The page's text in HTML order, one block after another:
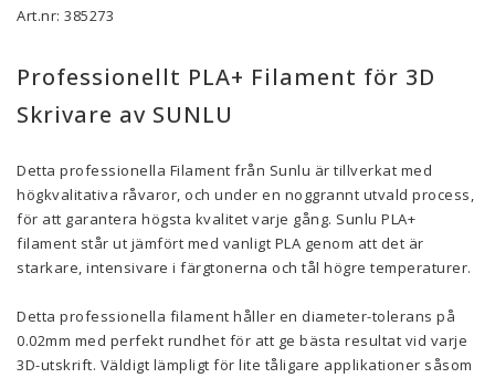
Art.nr: 385273
Professionellt PLA+ Filament för 3D
Skrivare av SUNLU
Detta professionella Filament från Sunlu är tillverkat med
högkvalitativa råvaror, och under en noggrannt utvald process,
för att garantera högsta kvalitet varje gång. Sunlu PLA+
filament står ut jämfört med vanligt PLA genom att det är
starkare, intensivare i färgtonerna och tål högre temperaturer.
Detta professionella filament håller en diameter-tolerans på
0.02mm med perfekt rundhet för att ge bästa resultat vid varje
3D-utskrift. Väldigt lämpligt för lite tåligare applikationer såsom